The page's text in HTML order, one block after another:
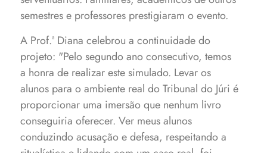
semestres e professores prestigiaram o evento.
A Prof.ª Diana celebrou a continuidade do
projeto: "Pelo segundo ano consecutivo, temos
a honra de realizar este simulado. Levar os
alunos para o ambiente real do Tribunal do Júri é
proporcionar uma imersão que nenhum livro
conseguiria oferecer. Ver meus alunos
conduzindo acusação e defesa, respeitando a